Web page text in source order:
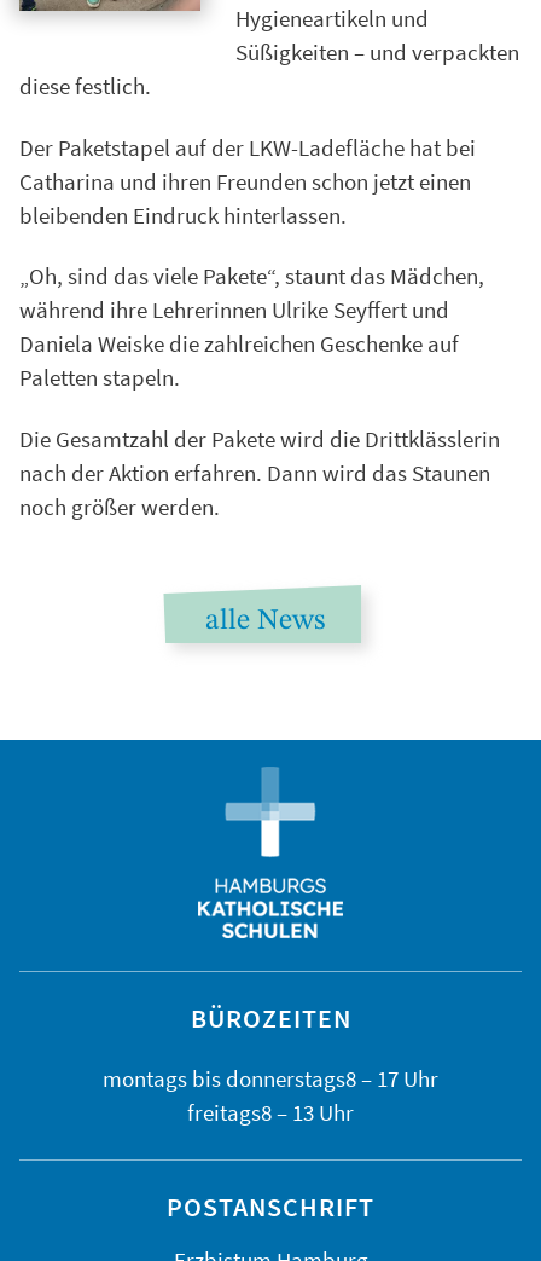
Hygieneartikeln und
Süßigkeiten – und verpackten
diese festlich.
Der Paketstapel auf der LKW-Ladefläche hat bei
Catharina und ihren Freunden schon jetzt einen
bleibenden Eindruck hinterlassen.
„Oh, sind das viele Pakete“, staunt das Mädchen,
während ihre Lehrerinnen Ulrike Seyffert und
Daniela Weiske die zahlreichen Geschenke auf
Paletten stapeln.
Die Gesamtzahl der Pakete wird die Drittklässlerin
nach der Aktion erfahren. Dann wird das Staunen
noch größer werden.
alle News
BÜROZEITEN
montags bis donnerstags8 – 17 Uhr
freitags8 – 13 Uhr
POSTANSCHRIFT